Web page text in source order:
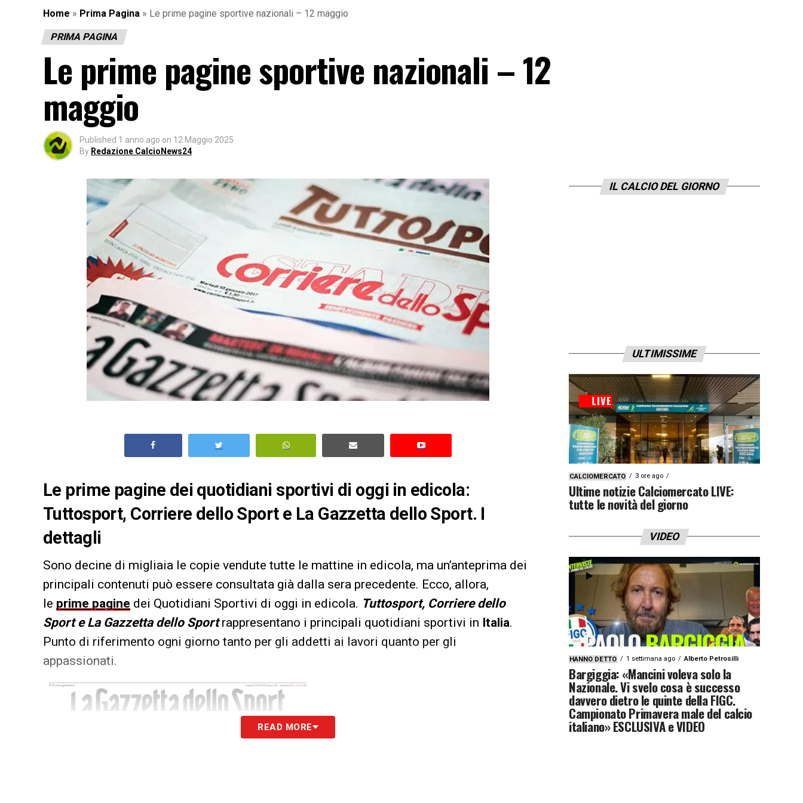
Home » Prima Pagina » Le prime pagine sportive nazionali – 12 maggio
PRIMA PAGINA
Le prime pagine sportive nazionali – 12
maggio
Published 1 anno ago on 12 Maggio 2025
By Redazione CalcioNews24
Le prime pagine dei quotidiani sportivi di oggi in edicola:
Tuttosport, Corriere dello Sport e La Gazzetta dello Sport. I
dettagli
Sono decine di migliaia le copie vendute tutte le mattine in edicola, ma un’anteprima dei
principali contenuti può essere consultata già dalla sera precedente. Ecco, allora,
le prime pagine dei Quotidiani Sportivi di oggi in edicola. Tuttosport, Corriere dello
Sport e La Gazzetta dello Sportrappresentano i principali quotidiani sportivi in Italia.
Punto di riferimento ogni giorno tanto per gli addetti ai lavori quanto per gli
appassionati.
READ MORE
IL CALCIO DEL GIORNO
ULTIMISSIME
CALCIOMERCATO 3 ore ago
Ultime notizie Calciomercato LIVE:
tutte le novità del giorno
VIDEO
HANNO DETTO 1 settimana ago Alberto Petrosilli
Bargiggia: «Mancini voleva solo la
Nazionale. Vi svelo cosa è successo
davvero dietro le quinte della FIGC.
Campionato Primavera male del calcio
italiano» ESCLUSIVA e VIDEO